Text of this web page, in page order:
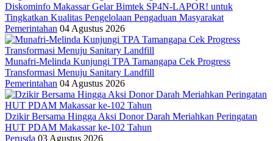
Diskominfo Makassar Gelar Bimtek SP4N-LAPOR! untuk
Tingkatkan Kualitas Pengelolaan Pengaduan Masyarakat
Pemerintahan 04 Agustus 2026
Munafri-Melinda Kunjungi TPA Tamangapa Cek Progress
Transformasi Menuju Sanitary Landfill
Pemerintahan 04 Agustus 2026
Dzikir Bersama Hingga Aksi Donor Darah Meriahkan Peringatan
HUT PDAM Makassar ke-102 Tahun
Perusda 03 Agustus 2026